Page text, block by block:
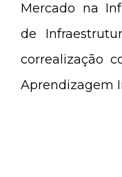
Mercado na
de
correalização
Aprendizagem